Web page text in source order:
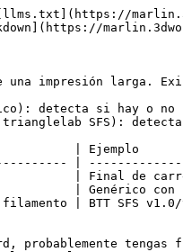
una impresión larga.
detecta si hay o no
trianglelab SFS):
| Ejemplo
|
| Final de
| Genérico con
filamento | BTT SFS
probablemente